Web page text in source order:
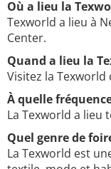
Où a lieu la
Texworld a lieu à
Center.
Quand a lieu la
Visitez la Texworld
À quelle
La Texworld a lieu
Quel genre de
La Texworld est